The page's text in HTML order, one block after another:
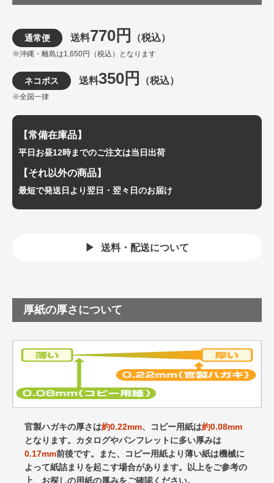
通常便 送料770円 （税込）
※沖縄・離島は1,650円（税込）となります
ネコポス 送料350円 （税込）
※全国一律
【常備在庫品】
平日お昼12時までのご注文は当日出荷
【それ以外の商品】
最短で発送日より翌日・翌々日のお届け
送料・配送について
厚紙の厚さについて
官製ハガキの厚さは約0.22mm、コピー用紙は約0.08mm
となります。カタログやパンフレットに多い厚みは
0.17mm前後です。また、コピー用紙より薄い紙は機械に
よって紙詰まりを起こす場合があります。以上をご参考の
上、お探しの用紙の厚みをご確認ください。